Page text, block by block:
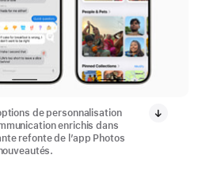
de personnalisation
enrichis dans
refonte de l’app Photos